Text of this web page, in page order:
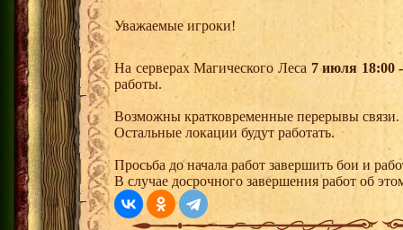
Уважаемые игроки!
На серверах Магического Леса 7 июля 18:00
работы.
Возможны кратковременные перерывы связи.
Остальные локации будут работать.
Просьба до начала работ завершить бои и
В случае досрочного завершения работ об